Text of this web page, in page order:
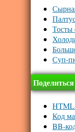
Тосты
Суп-
Поделиться
Код
BB-